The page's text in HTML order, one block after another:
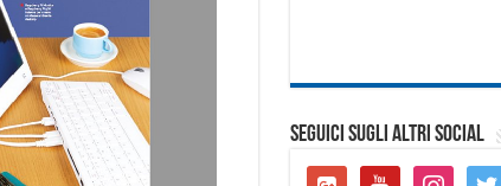
SEGUICI SUGLI ALTRI SOCIAL
google-
youtube instagramtwitter